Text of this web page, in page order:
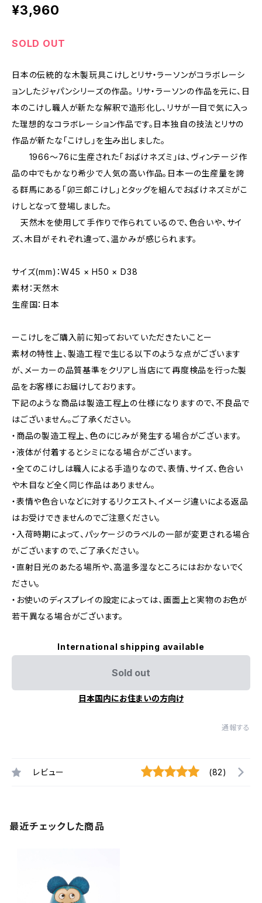
¥3,960
SOLD OUT
日本の伝統的な木製玩具こけしとリサ・ラーソンがコラボレーシ
ョンしたジャパンシリーズの作品。 リサ・ラーソンの作品を元に、日
本のこけし職人が新たな解釈で造形化し、リサが一目で気に入っ
た理想的なコラボレーション作品です。日本独自の技法とリサの
作品が新たな「こけし」を生み出しました。
1966〜76に生産された「おばけネズミ」は、ヴィンテージ作
品の中でもかなり希少で人気の高い作品。日本一の生産量を誇
る群馬にある「卯三郎こけし」とタッグを組んでおばけネズミがこ
けしとなって登場しました。
天然木を使用して手作りで作られているので、色合いや、サイ
ズ、木目がそれぞれ違って、温かみが感じられます。
サイズ(mm)：W45 × H50 × D38
素材：天然木
生産国：日本
ーこけしをご購入前に知っておいていただきたいことー
素材の特性上、製造工程で生じる以下のような点がございます
が、メーカーの品質基準をクリアし当店にて再度検品を行った製
品をお客様にお届けしております。
下記のような商品は製造工程上の仕様になりますので、不良品で
はございません。ご了承ください。
・商品の製造工程上、色のにじみが発生する場合がございます。
・液体が付着するとシミになる場合がございます。
・全てのこけしは職人による手造りなので、表情、サイズ、色合い
や木目など全く同じ作品はありません。
・表情や色合いなどに対するリクエスト、イメージ違いによる返品
はお受けできませんのでご注意ください。
・入荷時期によって、パッケージのラベルの一部が変更される場合
がございますので、ご了承ください。
・直射日光のあたる場所や、高温多湿なところにはおかないでく
ださい。
・お使いのディスプレイの設定によっては、画面上と実物のお色が
若干異なる場合がございます。
International shipping available
Sold out
日本国内にお住まいの方向け
通報する
レビュー (82)
最近チェックした商品